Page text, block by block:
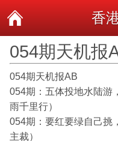
香
054期天机报
054期天机报AB
054期：五体投地水陆游
雨千里行）
054期：要红要绿自己挑
主裁）